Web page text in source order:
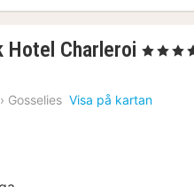
Hotel Charleroi 1
från
1613
, 4 Stjärnor
› Gosselies Visa på kartan